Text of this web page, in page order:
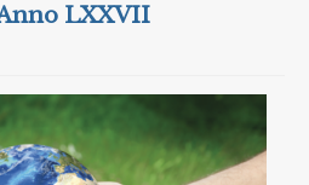
LXXVII